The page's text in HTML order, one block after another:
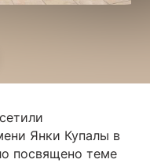
Янки Купалы в
посвящено теме